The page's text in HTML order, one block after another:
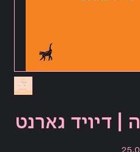
דיויד גארנט
מחיר